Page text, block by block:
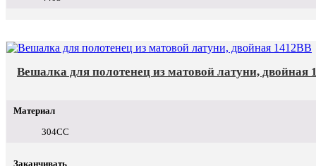
Вешалка для полотенец из матовой латуни, двойная
Материал
304СС
Заканчивать